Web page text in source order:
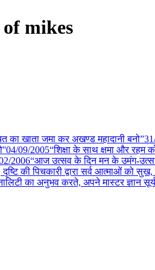
of mikes
का खाता जमा कर अखण्ड महादानी बनो”
04/09/2005“शिक्षा के साथ क्षमा और
/2006“आज उत्सव के दिन मन के उमंग-उत्साह
की पिचकारी द्वारा सर्व आत्माओं को
का अनुभव करते, अपने मास्टर ज्ञान